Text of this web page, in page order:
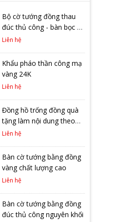
Bộ cờ tướng đồng thau
đúc thủ công - bàn bọc da
cao cấp
Liên hệ
Khẩu pháo thần công mạ
vàng 24K
Liên hệ
Đồng hồ trống đồng quà
tặng làm nội dung theo
yêu cầu khách đặt
Liên hệ
Bàn cờ tướng bằng đồng
vàng chất lượng cao
Liên hệ
Bàn cờ tướng bằng đồng
đúc thủ công nguyên khối